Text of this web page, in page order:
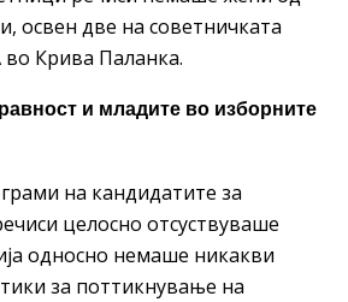
освен две на советничката
Крива Паланка.
и младите во изборните
на кандидатите за
целосно отсуствуваше
односно немаше никакви
за поттикнување на